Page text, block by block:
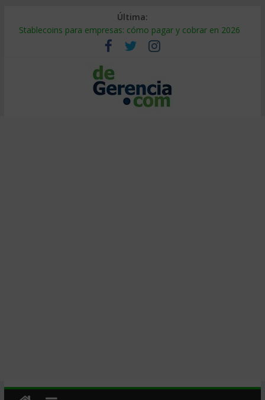
Última:
Stablecoins para empresas: cómo pagar y cobrar en 2026
Despido silencioso: qué es y por qué sale tan caro
IA en selección de personal: cómo auditarla a tiempo
Trabajo forzoso en la cadena de suministro: qué hacer
Mercado hispano de EE. UU.: cómo segmentarlo y venderle